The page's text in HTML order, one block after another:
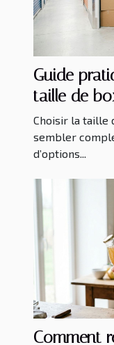
Guide
taille de
Choisir la taille
sembler
d’options...
Comment